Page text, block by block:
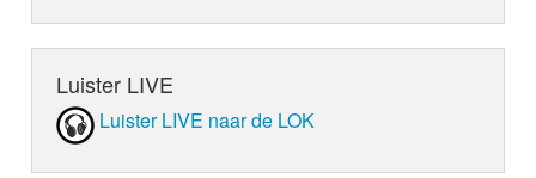
Luister LIVE
Luister LIVE naar de LOK